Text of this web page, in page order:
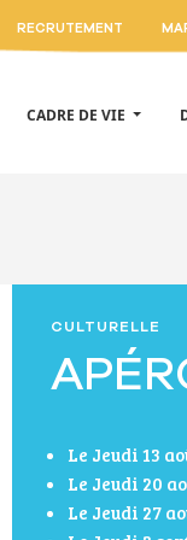
RECRUTEMENT
CADRE DE VIE
CULTURELLE
Le Jeudi 13
Le Jeudi 20
Le Jeudi 27